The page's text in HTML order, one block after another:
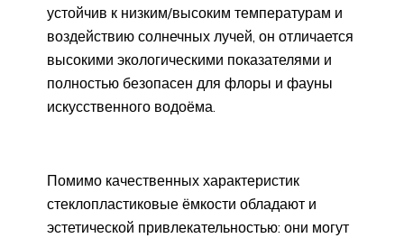
устойчив к низким/высоким температурам и
воздействию солнечных лучей, он отличается
высокими экологическими показателями и
полностью безопасен для флоры и фауны
искусственного водоёма.
Помимо качественных характеристик
стеклопластиковые ёмкости обладают и
эстетической привлекательностью: они могут